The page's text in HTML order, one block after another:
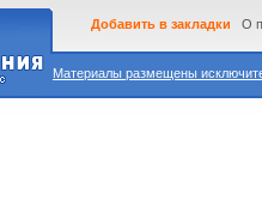
Материалы размещены
Добавить в закладки О